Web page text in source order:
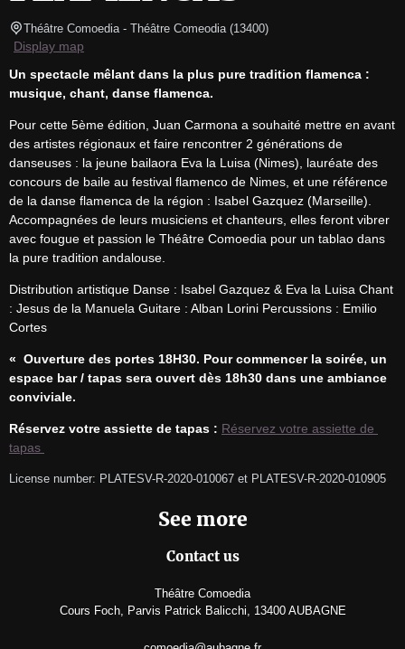
Théâtre Comoedia - Théâtre Comeodia (13400)
Display map
Un spectacle mêlant dans la plus pure tradition flamenca :
musique, chant, danse flamenca.
Pour cette 5ème édition, Juan Carmona a souhaité mettre en avant
des artistes régionaux et faire rencontrer 2 générations de
danseuses : la jeune bailaora Eva la Luisa (Nimes), lauréate des
concours de baile au festival flamenco de Nimes, et une référence
de la danse flamenca de la région : Isabel Gazquez (Marseille).
Accompagnées de leurs musiciens et chanteurs, elles feront vibrer
avec fougue et passion le Théâtre Comoedia pour un tablao dans
la pure tradition andalouse.
Distribution artistique Danse : Isabel Gazquez & Eva la Luisa Chant
: Jesus de la Manuela Guitare : Alban Lorini Percussions : Emilio
Cortes
«  Ouverture des portes 18H30. Pour commencer la soirée, un
espace bar / tapas sera ouvert dès 18h30 dans une ambiance
conviviale.
Réservez votre assiette de tapas : Réservez votre assiette de
tapas
License number: PLATESV-R-2020-010067 et PLATESV-R-2020-010905
See more
Contact us
Théâtre Comoedia
Cours Foch, Parvis Patrick Balicchi, 13400 AUBAGNE